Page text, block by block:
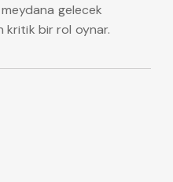
gelecek
kritik bir rol oynar.